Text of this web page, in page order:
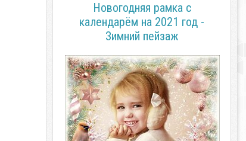
Новогодняя рамка с
календарём на 2021 год -
Зимний пейзаж